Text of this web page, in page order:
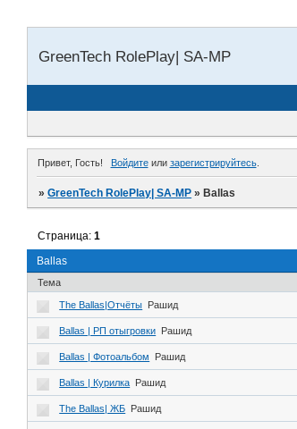
GreenTech RolePlay| SA-MP
Привет, Гость! Войдитеили зарегистрируйтесь.
»GreenTech RolePlay| SA-MP »Ballas
Ballas
Страница:1
Тема
The Ballas|Отчёты Рашид
Ballas | РП отыгровки Рашид
Ballas | Фотоальбом Рашид
Ballas | Курилка Рашид
The Ballas| ЖБ Рашид